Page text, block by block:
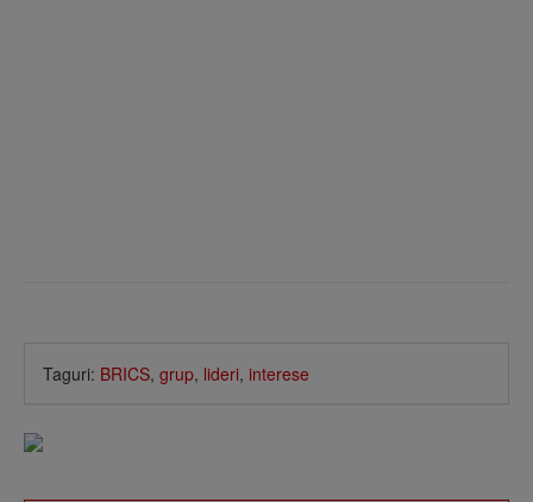
Taguri: BRICS, grup, lideri, interese